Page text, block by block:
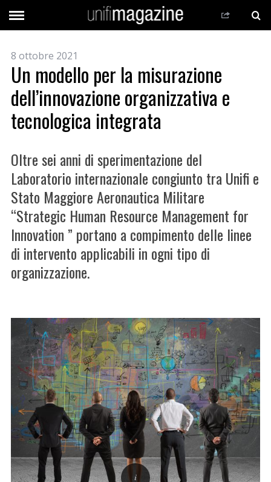
8 ottobre 2021
Un modello per la misurazione
dell’innovazione organizzativa e
tecnologica integrata
Oltre sei anni di sperimentazione del
Laboratorio internazionale congiunto tra Unifi e
Stato Maggiore Aeronautica Militare
“Strategic Human Resource Management for
Innovation ” portano a compimento delle linee
di intervento applicabili in ogni tipo di
organizzazione.